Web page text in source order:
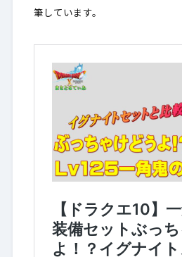
筆しています。